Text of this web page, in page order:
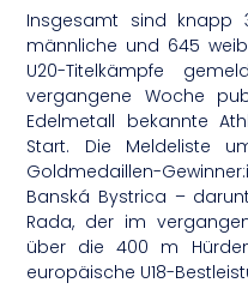
Insgesamt sind knapp
männliche und 645
U20-Titelkämpfe
vergangene Woche
Edelmetall bekannte
Start. Die Meldeliste
Goldmedaillen-
Banská Bystrica –
Rada, der im
über die 400 m
europäische U18-